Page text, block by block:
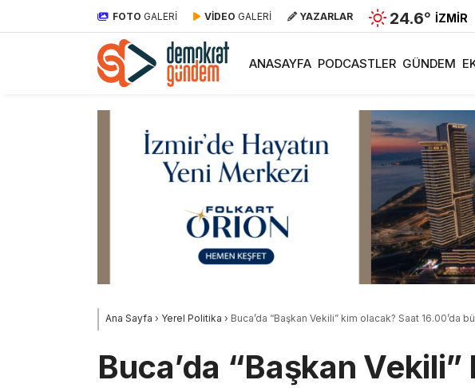
FOTO GALERİ VİDEO GALERİ YAZARLAR 24.6° İZMIR
ANASAYFA PODCASTLER GÜNDEM
Ana Sayfa › Yerel Politika › Buca’da “Başkan Vekili” kim olacak? Saat 16.00’da
Buca’da “Başkan